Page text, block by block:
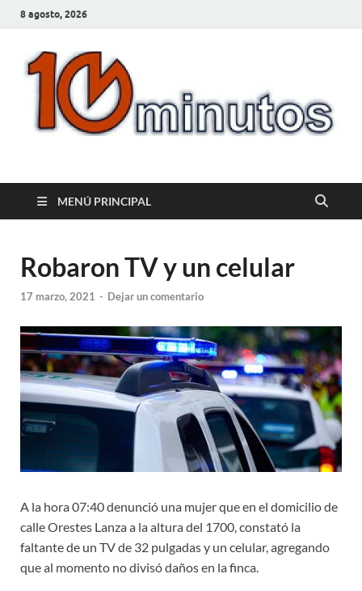
8 agosto, 2026
10minutos.com.uy
MENÚ PRINCIPAL
Robaron TV y un celular
17 marzo, 2021 - Dejar un comentario
A la hora 07:40 denunció una mujer que en el domicilio de
calle Orestes Lanza a la altura del 1700, constató la
faltante de un TV de 32 pulgadas y un celular, agregando
que al momento no divisó daños en la finca.